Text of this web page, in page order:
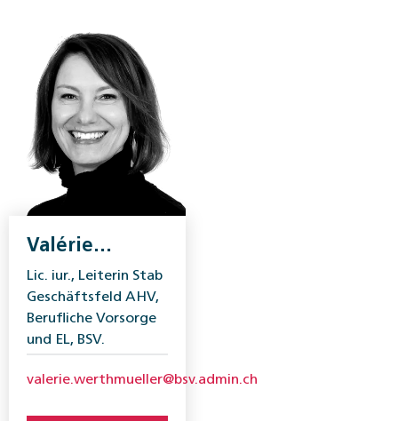
Valérie
Werthmüller
Lic. iur., Leiterin Stab
Geschäftsfeld AHV,
Berufliche Vorsorge
und EL, BSV.
valerie.werthmueller@bsv.admin.ch